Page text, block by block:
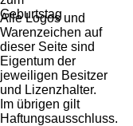
Alle Logos und
Warenzeichen auf
dieser Seite sind
Eigentum der
jeweiligen Besitzer
und Lizenzhalter.
Im übrigen gilt
Haftungsausschluss.